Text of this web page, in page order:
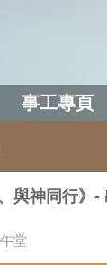
事工專頁
與神同行》-
堂